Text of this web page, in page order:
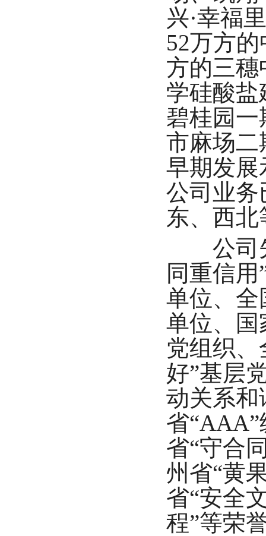
兴·幸福
52万方
方的三穗
学硅酸
碧桂园
市麻场二
早期发展
公司业务
东、西
公司先
同重信
单位、全
单位、国
党组织
好”基层
动关系和
省
省“守合
州省“黄
省“安全
程”等荣